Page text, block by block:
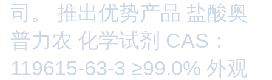
司。 推出优势产品 盐酸奥
普力农 化学试剂 CAS：
119615-63-3 ≥99.0% 外观